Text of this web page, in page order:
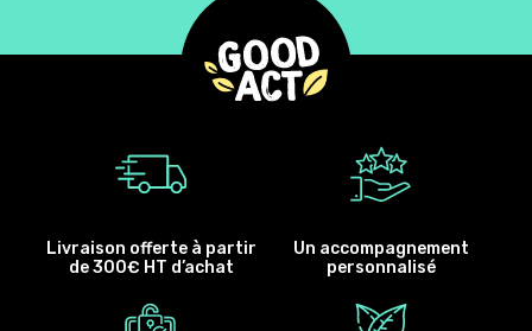
Livraison offerte à partir
de 300€ HT d’achat
Un accompagnement
personnalisé